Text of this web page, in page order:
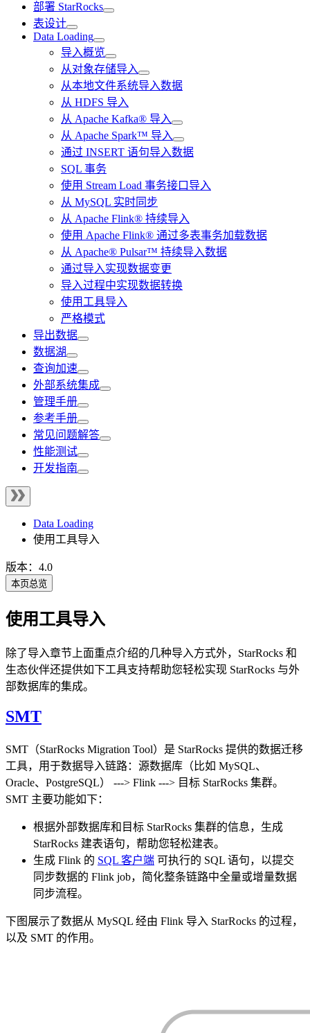
部署 StarRocks
表设计
Data Loading
导入概览
从对象存储导入
从本地文件系统导入数据
从 HDFS 导入
从 Apache Kafka® 导入
从 Apache Spark™ 导入
通过 INSERT 语句导入数据
SQL 事务
使用 Stream Load 事务接口导入
从 MySQL 实时同步
从 Apache Flink® 持续导入
使用 Apache Flink® 通过多表事务加载数据
从 Apache® Pulsar™ 持续导入数据
通过导入实现数据变更
导入过程中实现数据转换
使用工具导入
严格模式
导出数据
数据湖
查询加速
外部系统集成
管理手册
参考手册
常见问题解答
性能测试
开发指南
Data Loading
使用工具导入
版本：4.0
本页总览
使用工具导入
除了导入章节上面重点介绍的几种导入方式外，StarRocks 和
生态伙伴还提供如下工具支持帮助您轻松实现 StarRocks 与外
部数据库的集成。
SMT
SMT（StarRocks Migration Tool）是 StarRocks 提供的数据迁移
工具，用于数据导入链路：源数据库（比如 MySQL、
Oracle、PostgreSQL） ---> Flink ---> 目标 StarRocks 集群。
SMT 主要功能如下：
根据外部数据库和目标 StarRocks 集群的信息，生成
StarRocks 建表语句，帮助您轻松建表。
生成 Flink 的 SQL 客户端 可执行的 SQL 语句，以提交
同步数据的 Flink job，简化整条链路中全量或增量数据
同步流程。
下图展示了数据从 MySQL 经由 Flink 导入 StarRocks 的过程，
以及 SMT 的作用。